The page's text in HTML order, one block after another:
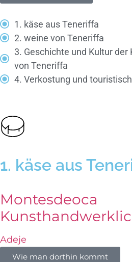
1. käse aus Teneriffa
2. weine von Teneriffa
3. Geschichte und Kultur der
von Teneriffa
4. Verkostung und
1. käse aus
Montesdeoca
Adeje
Wie man dorthin kommt